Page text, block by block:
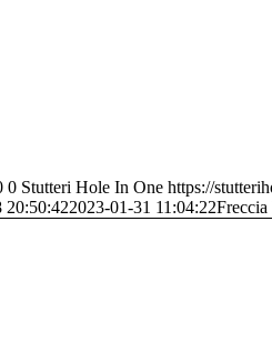
0 Stutteri Hole In One https://
20:50:422023-01-31 11:04:22Freccia